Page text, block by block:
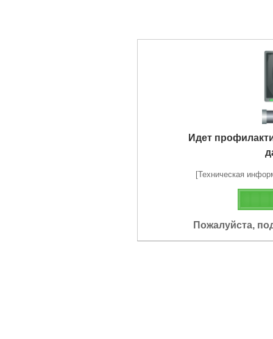
Идет
[Техническая
Пожалуйста,